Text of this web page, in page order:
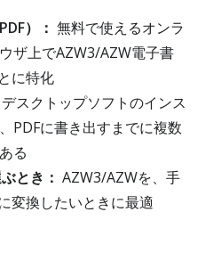
）： 無料で使えるオンラ
ザ上でAZW3/AZW電子書
に特化
デスクトップソフトのインス
PDFに書き出すまでに複数
る
とき： AZW3/AZWを、手
変換したいときに最適